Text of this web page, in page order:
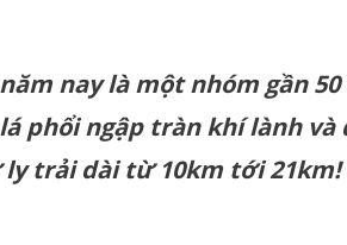
nămnaylà một nhóm gần50
lá phổi ngập tràn khílành và
ly trải dài từ10km tới 21km!